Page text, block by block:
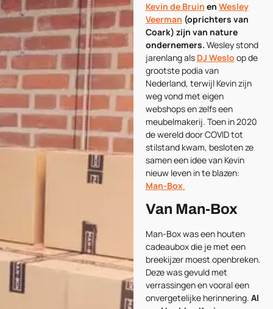
Kevin de Bruin en Wesley
Veerman (oprichters van
Coark) zijn van nature
ondernemers. Wesley stond
jarenlang als DJ Weslo op de
grootste podia van
Nederland, terwijl Kevin zijn
weg vond met eigen
webshops en zelfs een
meubelmakerij. Toen in 2020
de wereld door COVID tot
stilstand kwam, besloten ze
samen een idee van Kevin
nieuw leven in te blazen:
Man-Box.
Van Man-Box
Man-Box was een houten
cadeaubox die je met een
breekijzer moest openbreken.
Deze was gevuld met
verrassingen en vooral een
onvergetelijke herinnering. Al